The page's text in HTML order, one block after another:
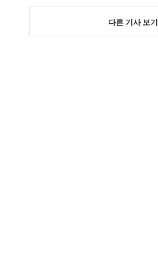
다른 기사 보기